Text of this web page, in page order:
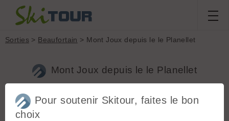
Sorties > Beaufortain > Mont Joux depuis le le Planellet
Mont Joux depuis le le Planellet
Sortie du
samedi 12 novembre
2016
Pour soutenir Skitour, faites le bon
choix